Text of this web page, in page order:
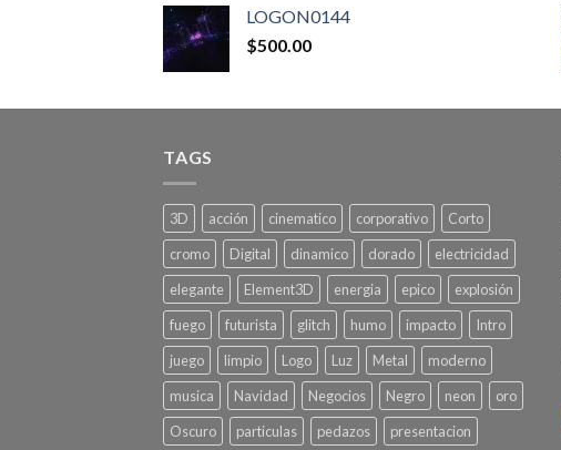
LOGON0144
$500.00
TAGS
3D acción cinematico corporativo
Corto
cromo
Digital dinamico dorado
electricidad
elegante
Element3D energia epico
explosión
fuego
futurista glitch humo impacto
Intro
juego
limpio Logo Luz Metal
moderno
musica
Navidad Negocios Negro neon
oro
Oscuro
particulas pedazos presentacion